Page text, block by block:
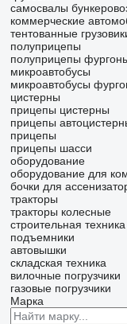
самосвалы
коммерческие
тентованные
полуприцепы
полуприцепы
микроавтобусы
микроавтобусы
цистерны
прицепы цистерны
прицепы
прицепы
прицепы шасси
оборудование
оборудование для
бочки для
тракторы
тракторы колесные
строительная техника
подъемники
автовышки
складская техника
вилочные погрузчики
газовые погрузчики
Марка